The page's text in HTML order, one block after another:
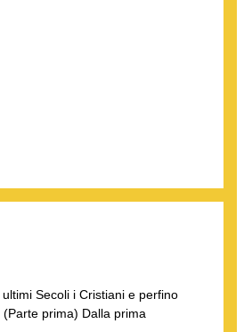
Secoli i Cristiani e perfino
prima) Dalla prima